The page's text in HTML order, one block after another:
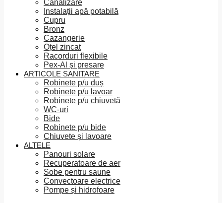
Canalizare
Instalații apă potabilă
Cupru
Bronz
Cazangerie
Oțel zincat
Racorduri flexibile
Pex-Al și presare
ARTICOLE SANITARE
Robinete p/u duș
Robinete p/u lavoar
Robinete p/u chiuvetă
WC-uri
Bide
Robinete p/u bide
Chiuvete și lavoare
ALTELE
Panouri solare
Recuperatoare de aer
Sobe pentru saune
Convectoare electrice
Pompe și hidrofoare